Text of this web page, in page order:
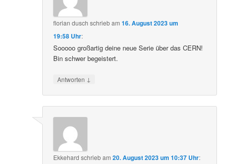
florian dusch schriebam16. August 2023 um
19:58 Uhr:
Sooooo großartig deine neue Serie über das CERN!
Bin schwer begeistert.
Antworten ↓
Ekkehard schriebam20. August 2023 um 10:37 Uhr: